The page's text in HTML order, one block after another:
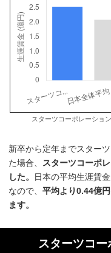
スターツコーポレーショ
新卒から定年までスター
た場合、 スターツコーポ
した。
日本の平均生涯賃
なので、平均より0.44億
ます。
スターツコ